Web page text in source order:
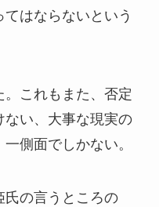
はならないという
これもまた、否定
ない、大事な現実の
側面でしかない。
氏の言うところの